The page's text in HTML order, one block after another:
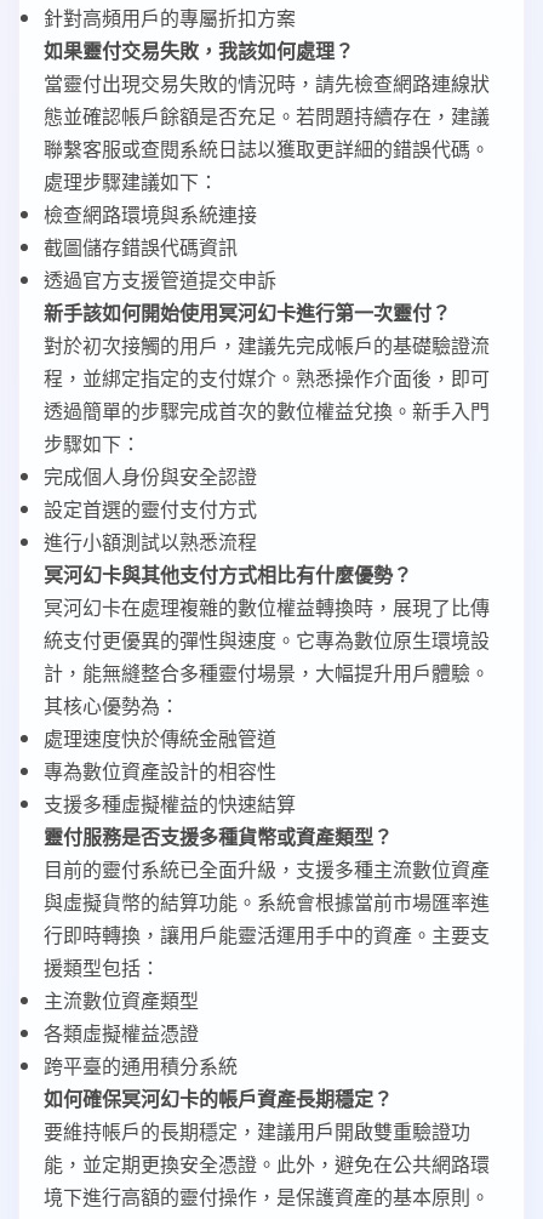
針對高頻用戶的專屬折扣方案
如果靈付交易失敗，我該如何處理？
當靈付出現交易失敗的情況時，請先檢查網路連線狀
態並確認帳戶餘額是否充足。若問題持續存在，建議
聯繫客服或查閱系統日誌以獲取更詳細的錯誤代碼。
處理步驟建議如下：
檢查網路環境與系統連接
截圖儲存錯誤代碼資訊
透過官方支援管道提交申訴
新手該如何開始使用冥河幻卡進行第一次靈付？
對於初次接觸的用戶，建議先完成帳戶的基礎驗證流
程，並綁定指定的支付媒介。熟悉操作介面後，即可
透過簡單的步驟完成首次的數位權益兌換。新手入門
步驟如下：
完成個人身份與安全認證
設定首選的靈付支付方式
進行小額測試以熟悉流程
冥河幻卡與其他支付方式相比有什麼優勢？
冥河幻卡在處理複雜的數位權益轉換時，展現了比傳
統支付更優異的彈性與速度。它專為數位原生環境設
計，能無縫整合多種靈付場景，大幅提升用戶體驗。
其核心優勢為：
處理速度快於傳統金融管道
專為數位資產設計的相容性
支援多種虛擬權益的快速結算
靈付服務是否支援多種貨幣或資產類型？
目前的靈付系統已全面升級，支援多種主流數位資產
與虛擬貨幣的結算功能。系統會根據當前市場匯率進
行即時轉換，讓用戶能靈活運用手中的資產。主要支
援類型包括：
主流數位資產類型
各類虛擬權益憑證
跨平臺的通用積分系統
如何確保冥河幻卡的帳戶資產長期穩定？
要維持帳戶的長期穩定，建議用戶開啟雙重驗證功
能，並定期更換安全憑證。此外，避免在公共網路環
境下進行高額的靈付操作，是保護資產的基本原則。